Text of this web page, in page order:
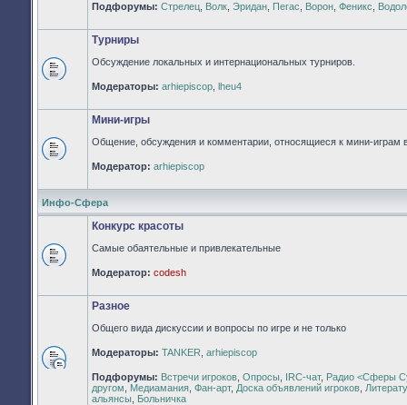
сообщений
Подфорумы: Стрелец Волк Эридан Пегас Ворон Феникс
Нет
непрочитанных
Турниры
Обсуждение локальных и интернациональных турниров.
Модераторы: arhiepiscop lheu4
Нет
непрочитанных
Мини-игры
Общение, обсуждения и комментарии, относящиеся к мини-играм
Модератор: arhiepiscop
Инфо-Сфера
Нет
непрочитанных
Конкурс красоты
Самые обаятельные и привлекательные
Модератор: codesh
Нет
непрочитанных
сообщений
Разное
Общего вида дискуссии и вопросы по игре и не только
Модераторы: TANKER arhiepiscop
Подфорумы: Встречи игроков Опросы IRC-чат, Радио <Сферы
другом
Медиамания Фан-арт, Доска объявлений игроков
альянсы Больничка